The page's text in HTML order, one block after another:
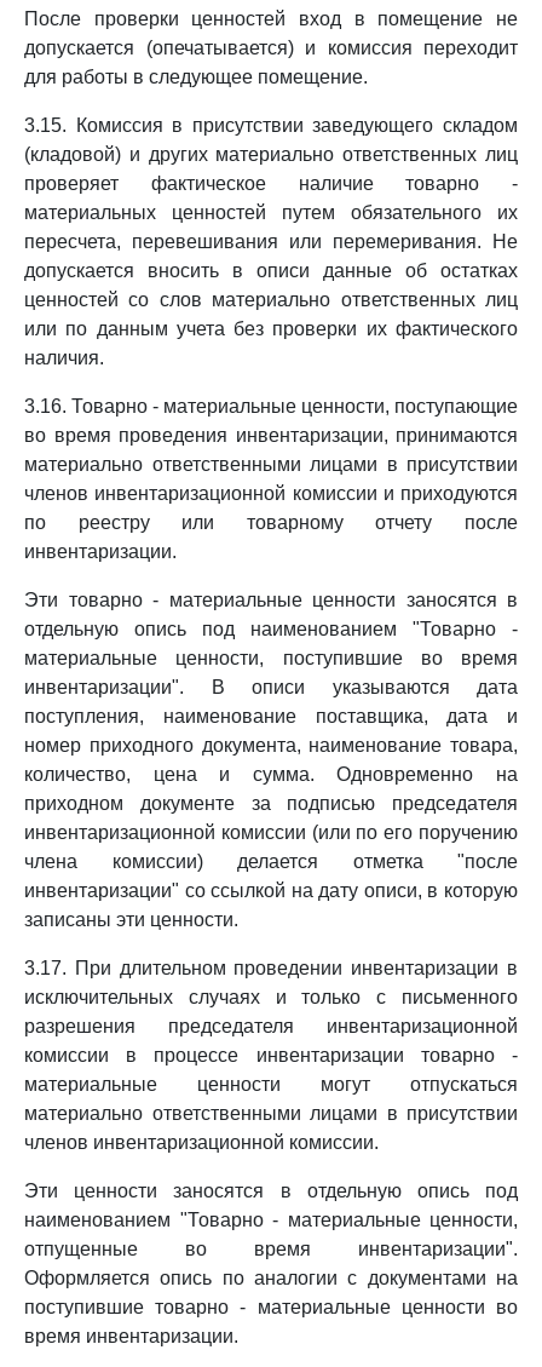
После проверки ценностей вход в помещение не
допускается (опечатывается) и комиссия переходит
для работы в следующее помещение.
3.15. Комиссия в присутствии заведующего складом
(кладовой) и других материально ответственных лиц
проверяет фактическое наличие товарно -
материальных ценностей путем обязательного их
пересчета, перевешивания или перемеривания. Не
допускается вносить в описи данные об остатках
ценностей со слов материально ответственных лиц
или по данным учета без проверки их фактического
наличия.
3.16. Товарно - материальные ценности, поступающие
во время проведения инвентаризации, принимаются
материально ответственными лицами в присутствии
членов инвентаризационной комиссии и приходуются
по реестру или товарному отчету после
инвентаризации.
Эти товарно - материальные ценности заносятся в
отдельную опись под наименованием "Товарно -
материальные ценности, поступившие во время
инвентаризации". В описи указываются дата
поступления, наименование поставщика, дата и
номер приходного документа, наименование товара,
количество, цена и сумма. Одновременно на
приходном документе за подписью председателя
инвентаризационной комиссии (или по его поручению
члена комиссии) делается отметка "после
инвентаризации" со ссылкой на дату описи, в которую
записаны эти ценности.
3.17. При длительном проведении инвентаризации в
исключительных случаях и только с письменного
разрешения председателя инвентаризационной
комиссии в процессе инвентаризации товарно -
материальные ценности могут отпускаться
материально ответственными лицами в присутствии
членов инвентаризационной комиссии.
Эти ценности заносятся в отдельную опись под
наименованием "Товарно - материальные ценности,
отпущенные во время инвентаризации".
Оформляется опись по аналогии с документами на
поступившие товарно - материальные ценности во
время инвентаризации.